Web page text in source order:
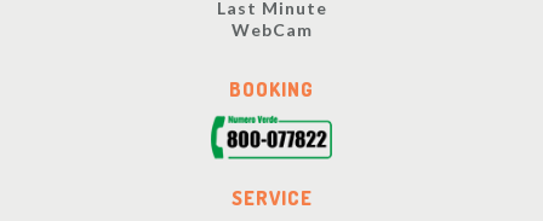
Last Minute
WebCam
BOOKING
SERVICE